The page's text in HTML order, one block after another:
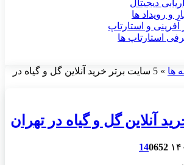
دیجیتال
و رویداد ها
آفرینی و استارتاپ
استارتاپ ها
ها »
5 سایت برتر خرید آنلاین گل و گیاه در
140652